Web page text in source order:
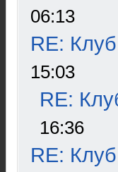
06:13
RE:
15:03
RE:
16:36
RE: